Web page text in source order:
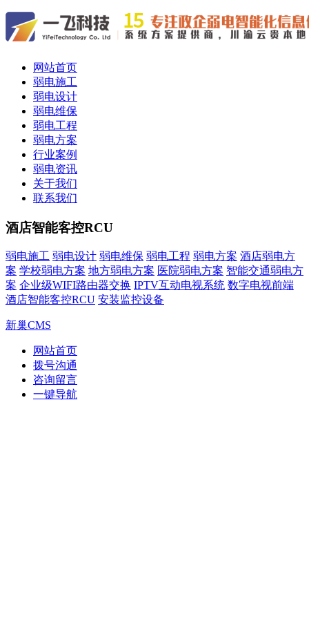
网站首页
弱电施工
弱电设计
弱电维保
弱电工程
弱电方案
行业案例
弱电资讯
关于我们
联系我们
酒店智能客控RCU
弱电施工 弱电设计 弱电维保 弱电工程 弱电方案 酒店弱电方
案 学校弱电方案 地方弱电方案 医院弱电方案 智能交通弱电方
案 企业级WIFI路由器交换 IPTV互动电视系统 数字电视前端
酒店智能客控RCU 安装监控设备
新巢CMS
网站首页
拨号沟通
咨询留言
一键导航